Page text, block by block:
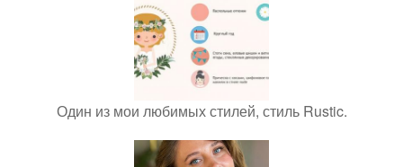
Один из мои любимых стилей, стиль Rustic.